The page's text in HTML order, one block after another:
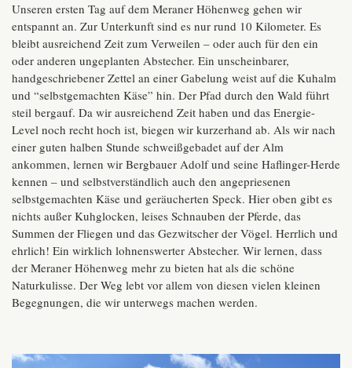
Unseren ersten Tag auf dem Meraner Höhenweg gehen wir
entspannt an. Zur Unterkunft sind es nur rund 10 Kilometer. Es
bleibt ausreichend Zeit zum Verweilen – oder auch für den ein
oder anderen ungeplanten Abstecher. Ein unscheinbarer,
handgeschriebener Zettel an einer Gabelung weist auf die Kuhalm
und “selbstgemachten Käse” hin. Der Pfad durch den Wald führt
steil bergauf. Da wir ausreichend Zeit haben und das Energie-
Level noch recht hoch ist, biegen wir kurzerhand ab. Als wir nach
einer guten halben Stunde schweißgebadet auf der Alm
ankommen, lernen wir Bergbauer Adolf und seine Haflinger-Herde
kennen – und selbstverständlich auch den angepriesenen
selbstgemachten Käse und geräucherten Speck. Hier oben gibt es
nichts außer Kuhglocken, leises Schnauben der Pferde, das
Summen der Fliegen und das Gezwitscher der Vögel. Herrlich und
ehrlich! Ein wirklich lohnenswerter Abstecher. Wir lernen, dass
der Meraner Höhenweg mehr zu bieten hat als die schöne
Naturkulisse. Der Weg lebt vor allem von diesen vielen kleinen
Begegnungen, die wir unterwegs machen werden.